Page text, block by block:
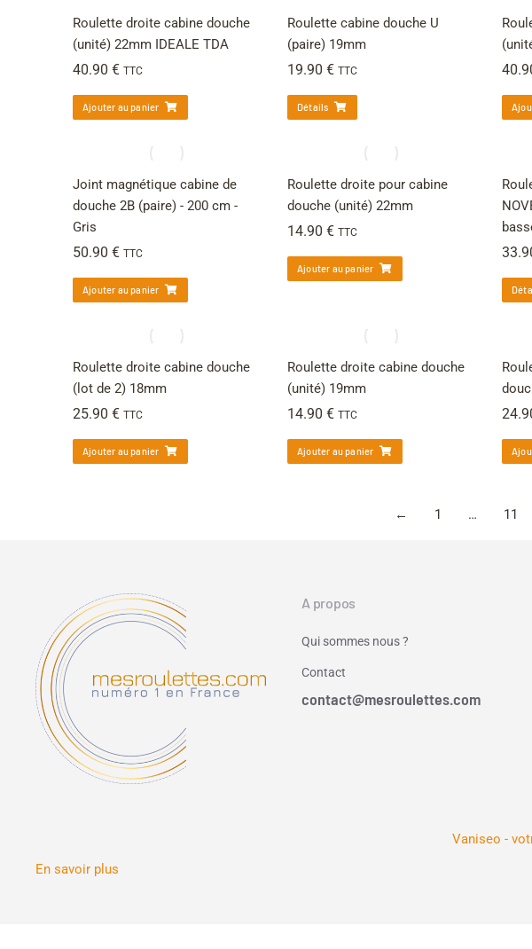
Roulette droite cabine douche
(unité) 22mm IDEALE TDA
40.90 € TTC
Ajouter au panier
Roulette cabine douche U
(paire) 19mm
19.90 € TTC
Détails
Joint magnétique cabine de
douche 2B (paire) - 200 cm -
Gris
50.90 € TTC
Ajouter au panier
Roulette droite pour cabine
douche (unité) 22mm
14.90 € TTC
Ajouter au panier
Roulette droite cabine douche
(lot de 2) 18mm
25.90 € TTC
Ajouter au panier
Roulette droite cabine douche
(unité) 19mm
14.90 € TTC
Ajouter au panier
← 1 … 11
A propos
Qui sommes nous ?
Contact
contact@mesroulettes.com
Vaniseo -
En savoir plus